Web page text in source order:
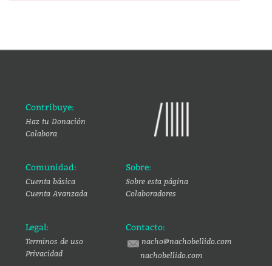
Contribuye:
Haz tu Donación
Colabora
Comunidad:
Cuenta básica
Cuenta Avanzada
Sobre:
Sobre esta página
Colaboradores
Legal:
Terminos de uso
Privacidad
Contacto:
nacho@nachobellido.com
nachobellido.com